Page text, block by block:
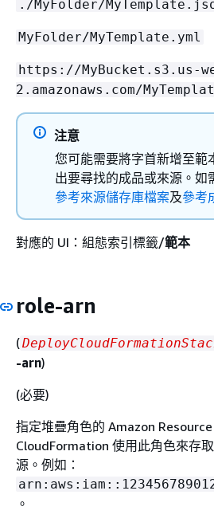
./MyFolder/
MyFolder/MyTemplate.yml
https://MyBucket.s3.us-
2.amazonaws.com/
注意
您可能需要將字首新增至範
出要尋找的成品或來源。如
參考來源儲存庫檔案及參考
對應的 UI：組態索引標籤/範本
role-arn
(
-arn)
(必要)
指定堆疊角色的 Amazon Resource
CloudFormation 使用此角色來存
源。例如：
。